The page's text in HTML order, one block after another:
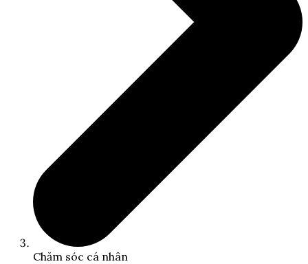
Chăm sóc cá nhân